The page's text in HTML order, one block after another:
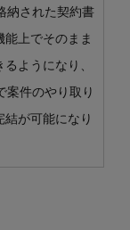
納された契約書
上でそのまま
ようになり、
案件のやり取り
が可能になり